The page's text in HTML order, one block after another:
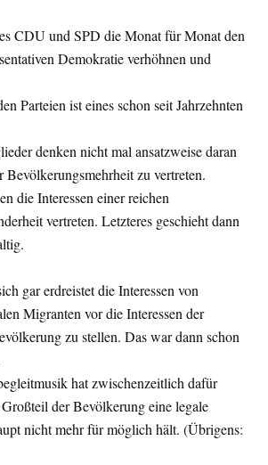
CDU und SPD die Monat für Monat den
Demokratie verhöhnen und
Parteien ist eines schon seit Jahrzehnten
denken nicht mal ansatzweise daran
Bevölkerungsmehrheit zu vertreten.
die Interessen einer reichen
vertreten. Letzteres geschieht dann
gar erdreistet die Interessen von
Migranten vor die Interessen der
zu stellen. Das war dann schon
hat zwischenzeitlich dafür
Großteil der Bevölkerung eine legale
nicht mehr für möglich hält. (Übrigens: